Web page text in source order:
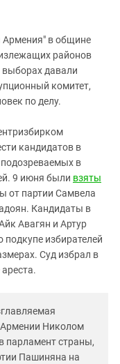
В ЧЕЧНЕ
АКТИВИСТОВ
И ПРОТЕСТЫ
Армения" в общине
районов
выборах давали
комитет,
по делу.
кандидатов в
в
9 июня были взяты
от партии Самвела
Кандидаты в
Авагян и Артур
подкупе избирателей
Суд избрал в
Николом
парламент страны,
Пашиняна на